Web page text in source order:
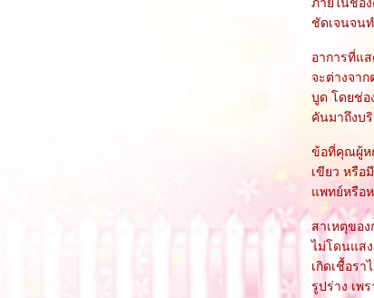
ชัดเจนจน
อาการที่แ
จะต่างจา
บูด โดยช่อ
คันมาถึงบ
ข้อที่คุณผู้ห
เขียว หรือ
พทย์หรือห
สาเหตุขอ
ไม่โดนแส
เกิดเชื้อร
รูปร่าง เพ